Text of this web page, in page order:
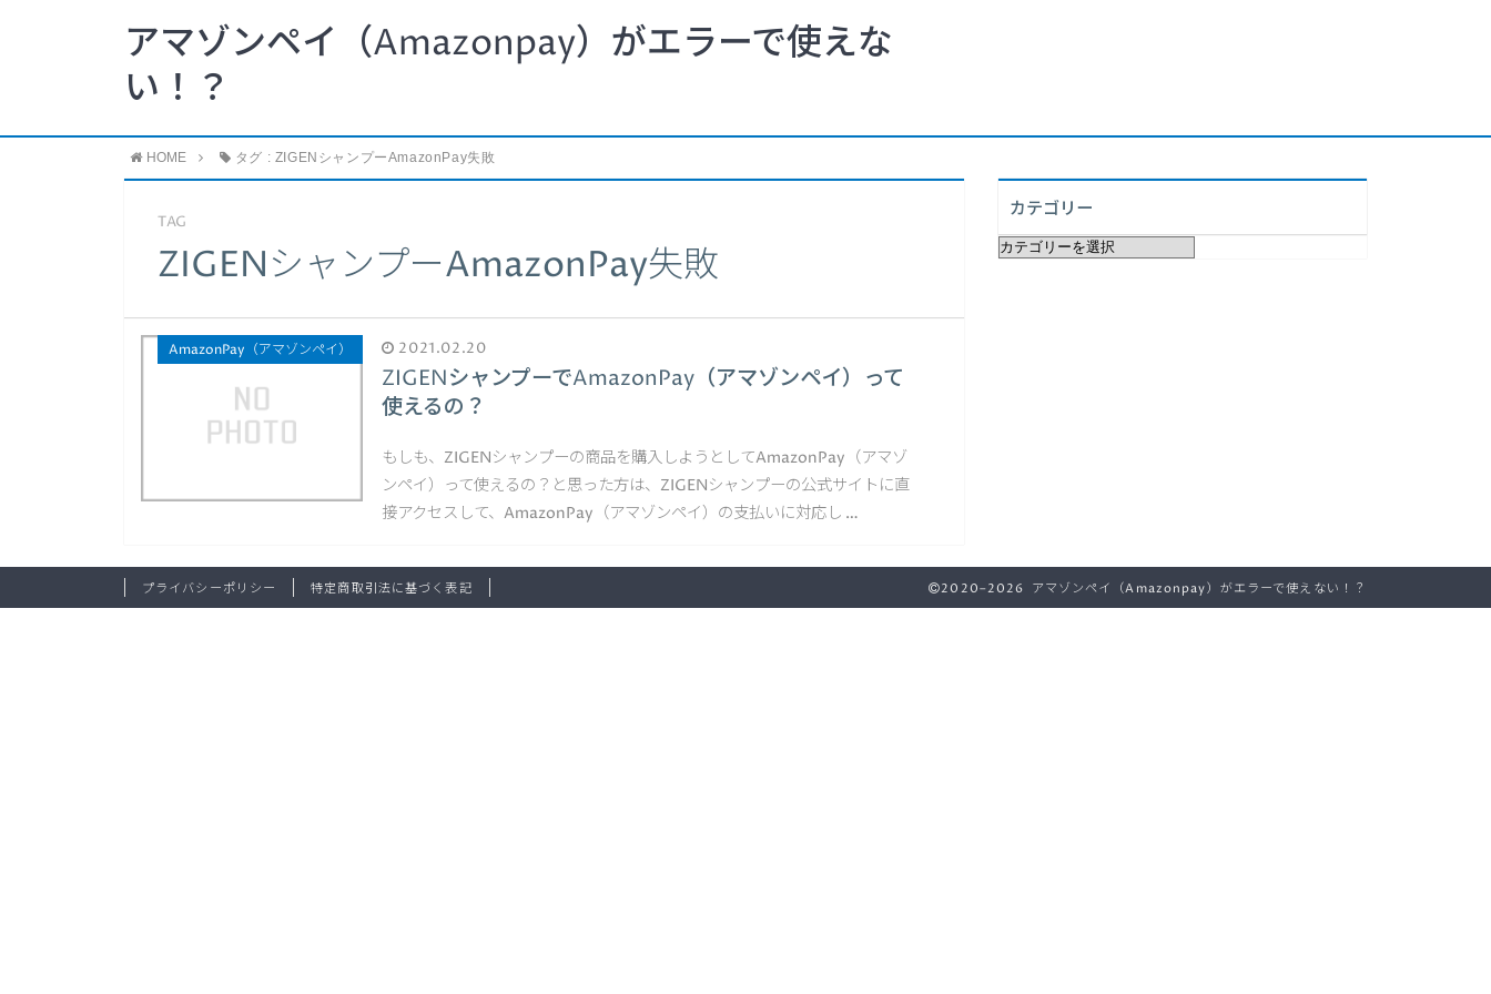
アマゾンペイ（Amazonpay）がエラーで使えな
い！？
HOME タグ : ZIGENシャンプーAmazonPay失敗
TAG
ZIGENシャンプーAmazonPay失敗
AmazonPay（アマゾンペイ） 2021.02.20
ZIGENシャンプーでAmazonPay（アマゾンペイ）って
使えるの？
もしも、ZIGENシャンプーの商品を購入しようとしてAmazonPay（アマゾ
ンペイ）って使えるの？と思った方は、ZIGENシャンプーの公式サイトに直
接アクセスして、AmazonPay（アマゾンペイ）の支払いに対応し …
カテゴリー
プライバシーポリシー 特定商取引法に基づく表記 2020–2026 アマゾンペイ（Amazonpay）がエラーで使えない！？